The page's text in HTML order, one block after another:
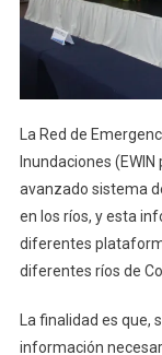
La Red de
Inundaciones
avanzado sistema
en los ríos, y esta
diferentes
diferentes ríos de
La finalidad es
información